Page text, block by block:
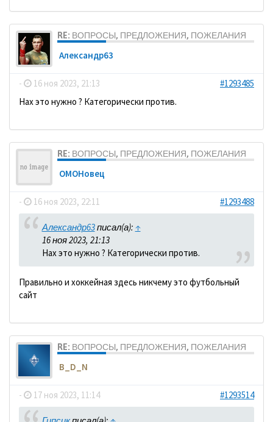
RE: ВОПРОСЫ, ПРЕДЛОЖЕНИЯ, ПОЖЕЛАНИЯ
Александр63
- 16 ноя 2023, 21:13
#1293485
Нах это нужно ? Категорически против.
RE: ВОПРОСЫ, ПРЕДЛОЖЕНИЯ, ПОЖЕЛАНИЯ
ОМОНовец
- 16 ноя 2023, 22:11 #1293488
Александр63писал(а): ↑
16 ноя 2023, 21:13
Нах это нужно ? Категорически против.
Правильно и хоккейная здесь никчему это футбольный
сайт
RE: ВОПРОСЫ, ПРЕДЛОЖЕНИЯ, ПОЖЕЛАНИЯ
B_D_N
- 17 ноя 2023, 11:14 #1293514